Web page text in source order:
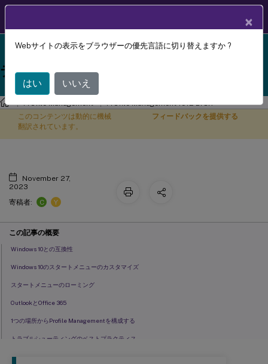
Profile Management 1912 LTSR reached end-of-life
to a newer version of Profile Management.
Profile Management Profile Management 1912 LTSR
このコンテンツは動的に機械
翻訳されています。
フィードバックを提供する
Profile Managementのベストプラク
ティス
November 27,
2023
寄稿者:
C Y
この記事の概要
Windows 10との互換性
Windows 10のスタートメニューのカスタマイズ
スタートメニューのローミング
OutlookとOffice 365
1つの場所からProfile Managementを構成する
トラブルシューティングのベストプラクティス
Cookieの処理
×
Webサイトの表示をブラウザーの優先言語に切り替えますか ?
はい いいえ